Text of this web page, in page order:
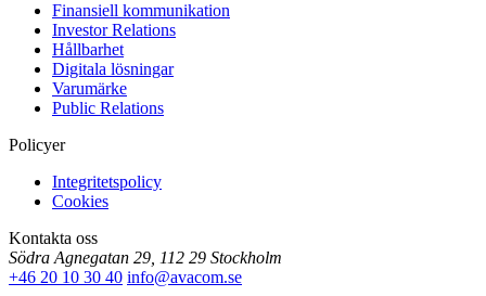
Finansiell kommunikation
Investor Relations
Hållbarhet
Digitala lösningar
Varumärke
Public Relations
Policyer
Integritetspolicy
Cookies
Kontakta oss
Södra Agnegatan 29, 112 29 Stockholm
+46 20 10 30 40 info@avacom.se